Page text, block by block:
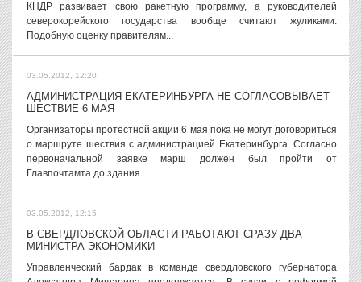
КНДР развивает свою ракетную программу, а руководителей
северокорейского государства вообще считают жуликами.
Подобную оценку правителям...
03.05.2012, 12:20
АДМИНИСТРАЦИЯ ЕКАТЕРИНБУРГА НЕ СОГЛАСОВЫВАЕТ
ШЕСТВИЕ 6 МАЯ
Организаторы протестной акции 6 мая пока не могут договориться
о маршруте шествия с администрацией Екатеринбурга. Согласно
первоначальной заявке марш должен был пройти от
Главпочтамта до здания...
03.05.2012, 12:15
В СВЕРДЛОВСКОЙ ОБЛАСТИ РАБОТАЮТ СРАЗУ ДВА
МИНИСТРА ЭКОНОМИКИ
Управленческий бардак в команде свердловского губернатора